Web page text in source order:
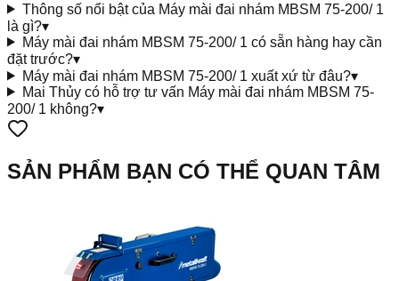
Thông số nổi bật của Máy mài đai nhám MBSM 75-200/ 1
là gì?▾
Máy mài đai nhám MBSM 75-200/ 1 có sẵn hàng hay cần
đặt trước?▾
Máy mài đai nhám MBSM 75-200/ 1 xuất xứ từ đâu?▾
Mai Thủy có hỗ trợ tư vấn Máy mài đai nhám MBSM 75-
200/ 1 không?▾
SẢN PHẨM BẠN CÓ THỂ QUAN TÂM